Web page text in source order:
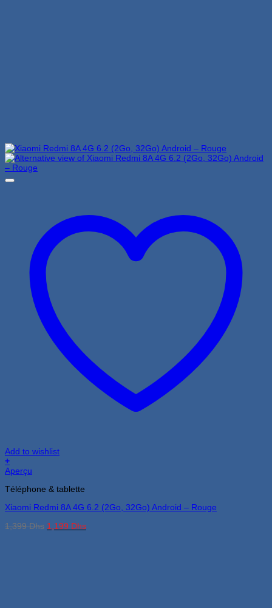
Add to wishlist
+
Aperçu
Téléphone & tablette
Xiaomi Redmi 8A 4G 6.2 (2Go, 32Go) Android – Rouge
1,399Dhs Le
1,199 DhsLe